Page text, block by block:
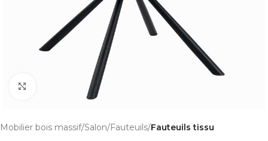
Cliquer pour agrandir
Mobilier bois massif Salon Fauteuils Fauteuils tissu